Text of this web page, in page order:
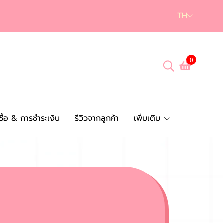
TH
0
& การชำระเงิน รีวิวจากลูกค้า เพิ่มเติม